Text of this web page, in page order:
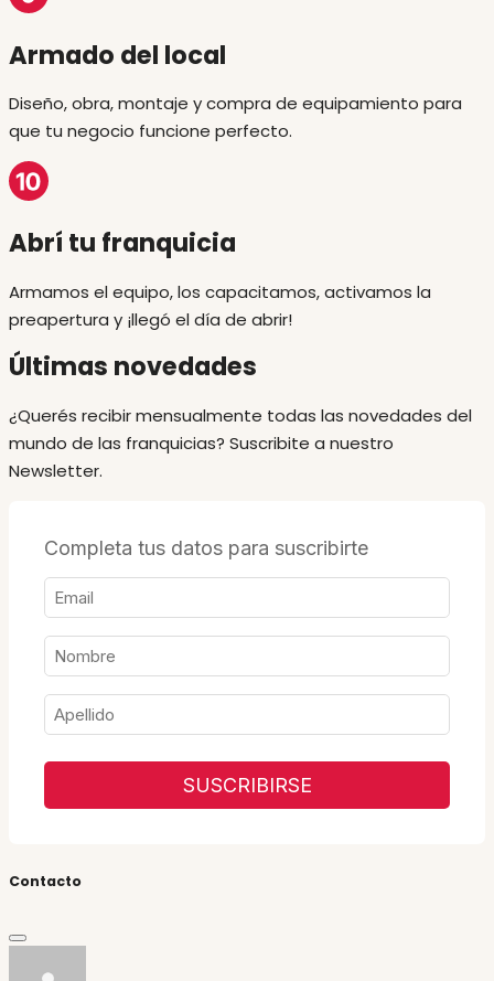
Armado del local
Diseño, obra, montaje y compra de equipamiento para
que tu negocio funcione perfecto.
Abrí tu franquicia
Armamos el equipo, los capacitamos, activamos la
preapertura y ¡llegó el día de abrir!
Últimas novedades
¿Querés recibir mensualmente todas las novedades del
mundo de las franquicias? Suscribite a nuestro
Newsletter.
Completa tus datos para suscribirte
SUSCRIBIRSE
Contacto